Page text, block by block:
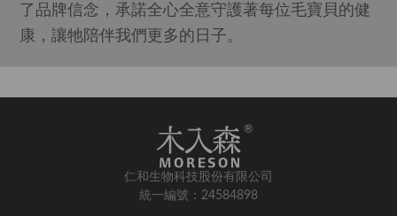
了品牌信念，承諾全心全意守護著每位毛寶貝的健
康，讓牠陪伴我們更多的日子。
仁和生物科技股份有限公司
統一編號：24584898